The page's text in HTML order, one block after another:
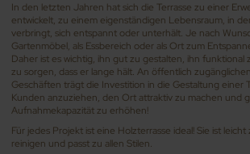
In den letzten Jahren hat sich die Terrasse zu einer
entwickelt, zu einem eigenständigen Lebensraum, in
verbringt, sich entspannt oder unterhält. Je nach
Gartenmöbel, als Essbereich oder als Ort zum
Daher ist es wichtig, ihn gut zu gestalten, ihn funktional
zu sorgen, dass er lange hält. An öffentlich
Geschäften trägt die Investition in die Gestaltung einer
Kunden anzuziehen, den Ort attraktiv zu machen und
Aufnahmekapazität zu erhöhen!
Für jedes Projekt ist eine Holzterrasse ideal! Sie ist
reinigen und passt zu allen Stilen.